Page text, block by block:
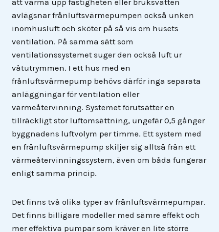
att värma upp fastigheten eller bruksvatten
avlägsnar frånluftsvärmepumpen också unken
inomhusluft och sköter på så vis om husets
ventilation. På samma sätt som
ventilationssystemet suger den också luft ur
våtutrymmen. I ett hus med en
frånluftsvärmepump behövs därför inga separata
anläggningar för ventilation eller
värmeåtervinning. Systemet förutsätter en
tillräckligt stor luftomsättning, ungefär 0,5 gånger
byggnadens luftvolym per timme. Ett system med
en frånluftsvärmepump skiljer sig alltså från ett
värmeåtervinningssystem, även om båda fungerar
enligt samma princip.
Det finns två olika typer av frånluftsvärmepumpar.
Det finns billigare modeller med sämre effekt och
mer effektiva pumpar som kräver en lite större